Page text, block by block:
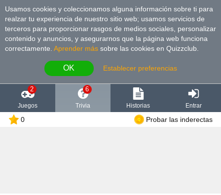
Usamos cookies y coleccionamos alguna información sobre ti para
realzar tu experiencia de nuestro sitio web; usamos servicios de
terceros para proporcionar rasgos de medios sociales, personalizar
contenido y anuncios, y asegurarnos que la página web funciona
correctamente. Aprender más sobre las cookies en Quizzclub.
OK Establecer preferencias
2
Juegos
6
Trivia Historias Entrar
0 Probar las inderectas